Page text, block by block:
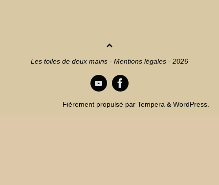
Les toiles de deux mains - Mentions légales - 2026
Fièrement propulsé par Tempera & WordPress.